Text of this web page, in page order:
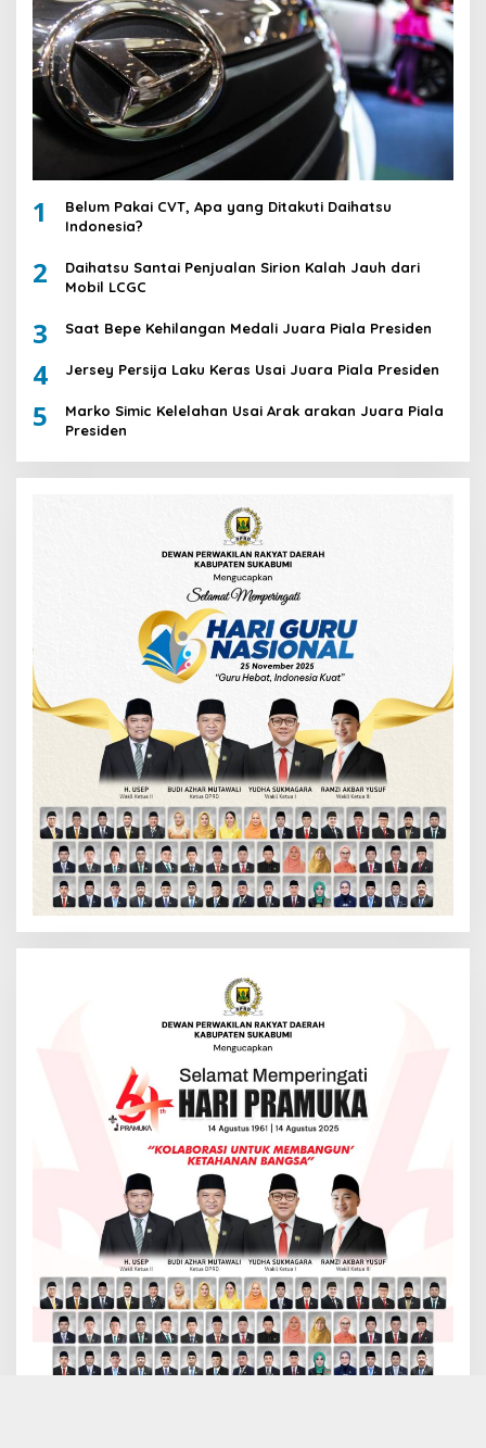
1
Belum Pakai CVT, Apa yang Ditakuti Daihatsu
Indonesia?
2
Daihatsu Santai Penjualan Sirion Kalah Jauh dari
Mobil LCGC
3 Saat Bepe Kehilangan Medali Juara Piala Presiden
4 Jersey Persija Laku Keras Usai Juara Piala Presiden
5
Marko Simic Kelelahan Usai Arak arakan Juara Piala
Presiden